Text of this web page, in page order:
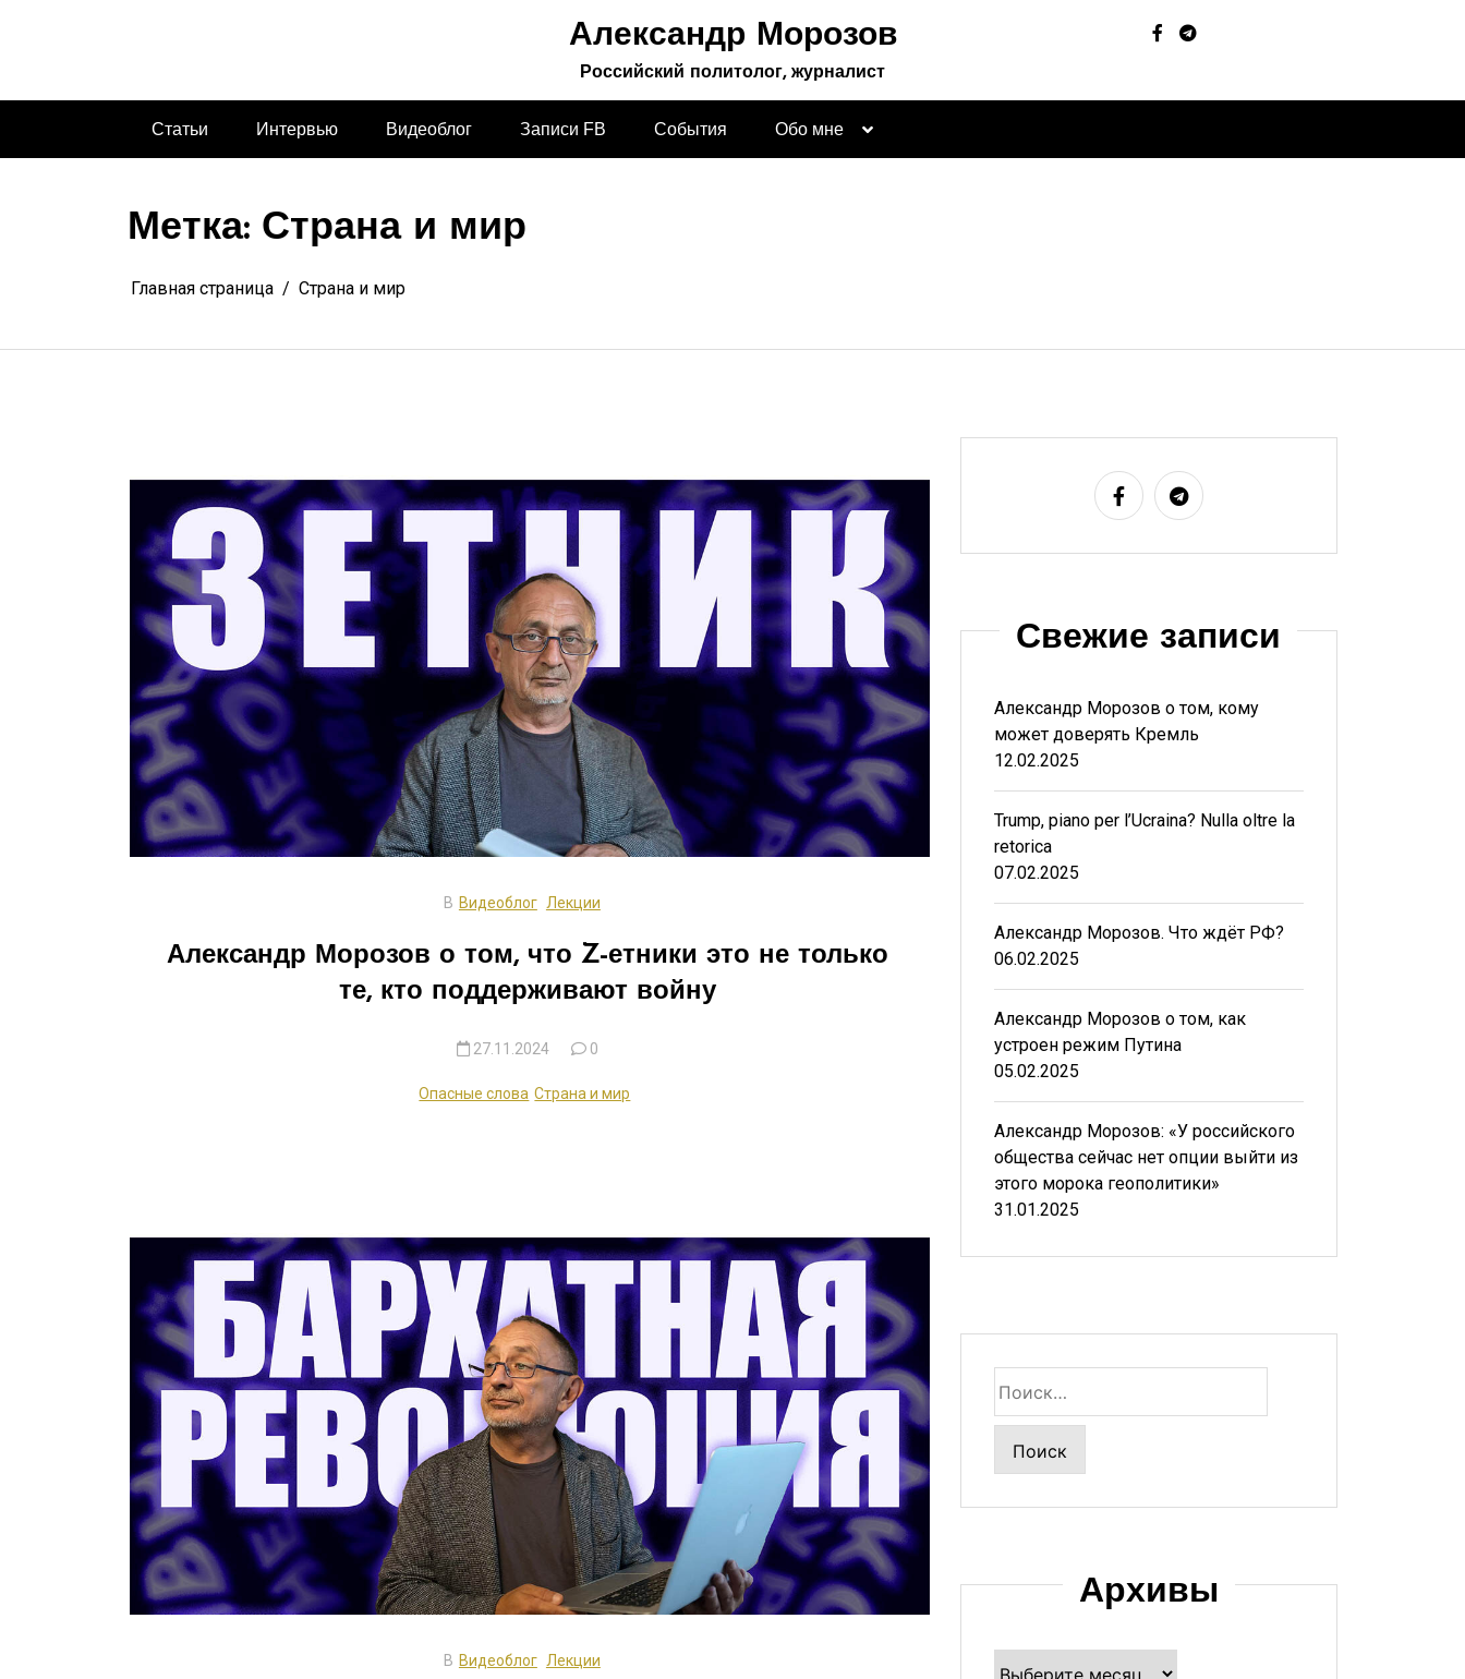
Александр Морозов
Российский политолог, журналист
Статьи Интервью Видеоблог Записи FB События Обо мне
Метка: Страна и мир
Главная страница Страна и мир
В Видеоблог Лекции
Александр Морозов о том, что Z-етники это не только
те, кто поддерживают войну
27.11.2024 0
Опасные слова Страна и мир
В Видеоблог Лекции
Свежие записи
Александр Морозов о том, кому
может доверять Кремль
12.02.2025
Trump, piano per l’Ucraina? Nulla oltre la
retorica
07.02.2025
Александр Морозов. Что ждёт РФ?
06.02.2025
Александр Морозов о том, как
устроен режим Путина
05.02.2025
Александр Морозов: «У российского
общества сейчас нет опции выйти из
этого морока геополитики»
31.01.2025
Архивы